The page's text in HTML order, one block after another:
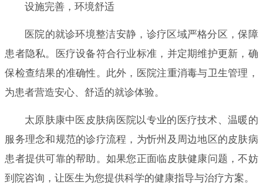
设施完善，环境舒适
医院的就诊环境整洁安静，诊疗区域严格分区，保障
患者隐私。医疗设备符合行业标准，并定期维护更新，确
保检查结果的准确性。此外，医院注重消毒与卫生管理，
为患者营造安心、舒适的就诊体验。
太原肤康中医皮肤病医院以专业的医疗技术、温暖的
服务理念和规范的诊疗流程，为忻州及周边地区的皮肤病
患者提供可靠的帮助。如果您正面临皮肤健康问题，不妨
到院咨询，让医生为您提供科学的健康指导与治疗方案。